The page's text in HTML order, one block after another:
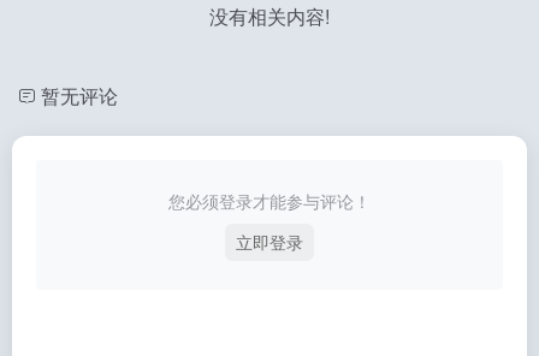
没有相关内容!
暂无评论
您必须登录才能参与评论！
立即登录